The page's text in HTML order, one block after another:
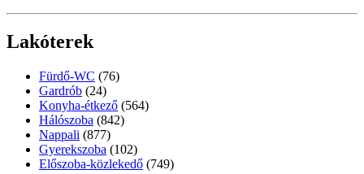
Lakóterek
Fürdő-WC (76)
Gardrób (24)
Konyha-étkező (564)
Hálószoba (842)
Nappali (877)
Gyerekszoba (102)
Előszoba-közlekedő (749)